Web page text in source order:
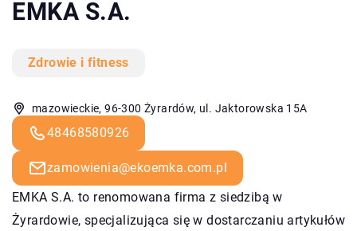
EMKA S.A.
Zdrowie i fitness
mazowieckie, 96-300 Żyrardów, ul. Jaktorowska 15A
48468580926
zamowienia@ekoemka.com.pl
EMKA S.A. to renomowana firma z siedzibą w
Żyrardowie, specjalizująca się w dostarczaniu artykułów